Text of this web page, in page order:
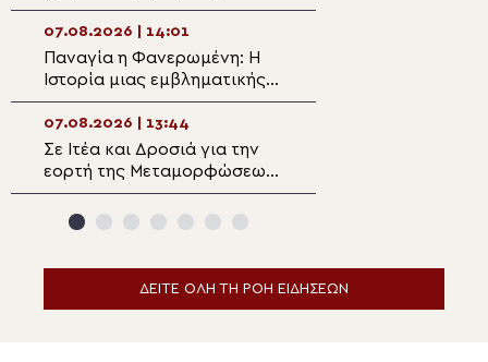
να έχετε τον νου σας και την
καρδιά σας στους ουρανούς
07.08.2026 | 14:01
Παναγία η Φανερωμένη: Η
Ιστορία μιας εμβληματικής
Μονής
07.08.2026 | 13:44
Σε Ιτέα και Δροσιά για την
εορτή της Μεταμορφώσεως
του Σωτήρος ο Θηβών
Γεώργιος
ΔΕΙΤΕ ΟΛΗ ΤΗ ΡΟΗ ΕΙΔΗΣΕΩΝ